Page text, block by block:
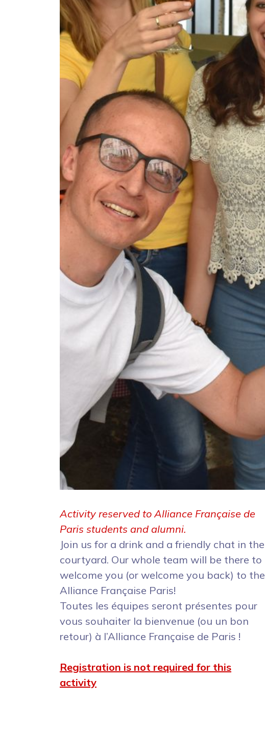
Activity reserved to Alliance Française de
Paris students and alumni.
Join us for a drink and a friendly chat in the
courtyard. Our whole team will be there to
welcome you (or welcome you back) to the
Alliance Française Paris!
Toutes les équipes seront présentes pour
vous souhaiter la bienvenue (ou un bon
retour) à l’Alliance Française de Paris !
Registration is not required for this
activity